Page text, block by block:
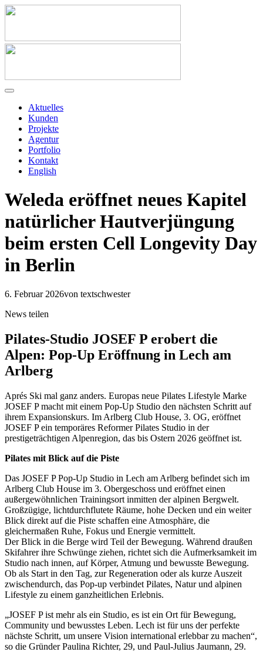
Aktuelles
Kunden
Projekte
Agentur
Portfolio
Kontakt
English
Weleda eröffnet neues Kapitel
natürlicher Hautverjüngung
beim ersten Cell Longevity Day
in Berlin
6. Februar 2026von textschwester
News teilen
Pilates-Studio JOSEF P erobert die
Alpen: Pop-Up Eröffnung in Lech am
Arlberg
Aprés Ski mal ganz anders. Europas neue Pilates Lifestyle Marke
JOSEF P macht mit einem Pop-Up Studio den nächsten Schritt auf
ihrem Expansionskurs. Im Arlberg Club House, 3. OG, eröffnet
JOSEF P ein temporäres Reformer Pilates Studio in der
prestigeträchtigen Alpenregion, das bis Ostern 2026 geöffnet ist.
Pilates mit Blick auf die Piste
Das JOSEF P Pop-Up Studio in Lech am Arlberg befindet sich im
Arlberg Club House im 3. Obergeschoss und eröffnet einen
außergewöhnlichen Trainingsort inmitten der alpinen Bergwelt.
Großzügige, lichtdurchflutete Räume, hohe Decken und ein weiter
Blick direkt auf die Piste schaffen eine Atmosphäre, die
gleichermaßen Ruhe, Fokus und Energie vermittelt.
Der Blick in die Berge wird Teil der Bewegung. Während draußen
Skifahrer ihre Schwünge ziehen, richtet sich die Aufmerksamkeit im
Studio nach innen, auf Körper, Atmung und bewusste Bewegung.
Ob als Start in den Tag, zur Regeneration oder als kurze Auszeit
zwischendurch, das Pop-up verbindet Pilates, Natur und alpinen
Lifestyle zu einem ganzheitlichen Erlebnis.
„JOSEF P ist mehr als ein Studio, es ist ein Ort für Bewegung,
Community und bewusstes Leben. Lech ist für uns der perfekte
nächste Schritt, um unsere Vision international erlebbar zu machen“,
so die Gründer Paulina Richter, 29, und Paul-Julius Jaumann, 29.